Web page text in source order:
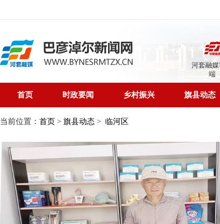
河套融
端
首页 时政要闻 乡村振兴 旗县动态
当前位置： 首页 > 旗县动态 > 临河区